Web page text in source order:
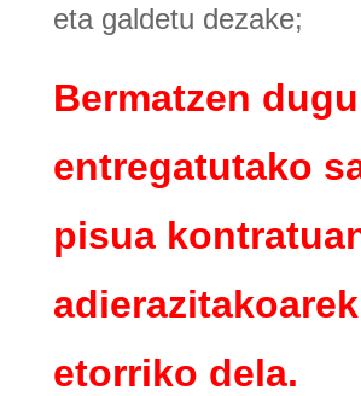
eta galdetu dezake;
Bermatzen dugu
entregatutako
pisua
etorriko dela.